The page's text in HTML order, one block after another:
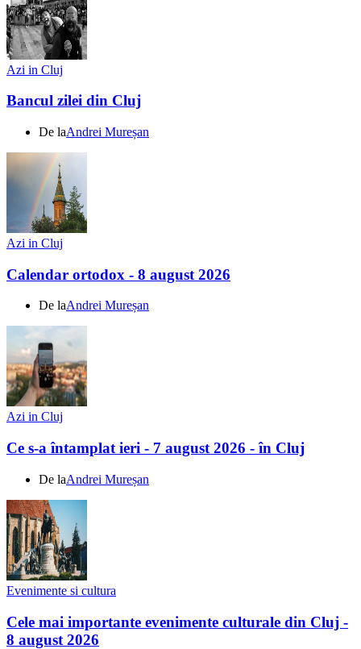
Azi in Cluj
Bancul zilei din Cluj
De laAndrei Mureșan
Azi in Cluj
Calendar ortodox - 8 august 2026
De laAndrei Mureșan
Azi in Cluj
Ce s-a întamplat ieri - 7 august 2026 - în Cluj
De laAndrei Mureșan
Evenimente si cultura
Cele mai importante evenimente culturale din Cluj -
8 august 2026